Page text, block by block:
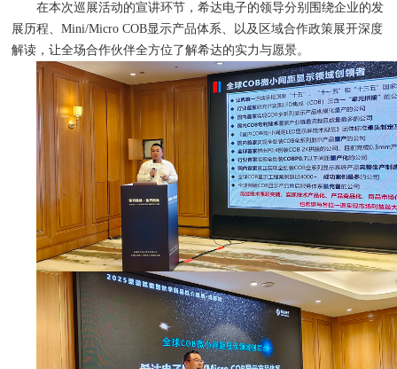
在本次巡展活动的宣讲环节，希达电子的领导分别围绕企业的发
展历程、Mini/Micro COB显示产品体系、以及区域合作政策展开深度
解读，让全场合作伙伴全方位了解希达的实力与愿景。